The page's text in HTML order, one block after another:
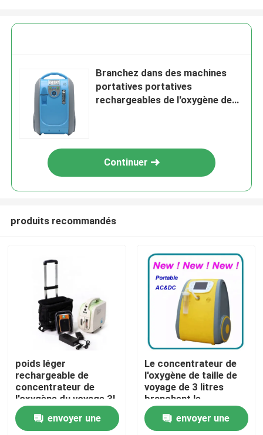
Maison
Produits
Au sujet de nous
Branchez dans des machines
portatives portatives
rechargeables de l'oxygène de
Continuer
produits recommandés
poids léger
rechargeable de
concentrateur de
l'oxygène du voyage 3L
envoyer une
Le concentrateur de
l'oxygène de taille de
voyage de 3 litres
branchent le
concentrateur
portatif de l'oxygène
envoyer une